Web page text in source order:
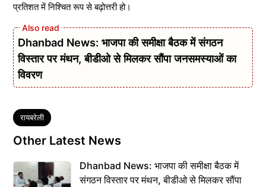
प्रतिशत में निश्चित रूप से बढ़ोत्तरी हो।
Dhanbad News: भाजपा की समीक्षा बैठक में संगठन
विस्तार पर मंथन, बीडीओ से मिलकर सौंपा जनसमस्याओं का
विवरण
Tags
रायबरेली
Other Latest News
Dhanbad News: भाजपा की समीक्षा बैठक में
संगठन विस्तार पर मंथन, बीडीओ से मिलकर सौंपा